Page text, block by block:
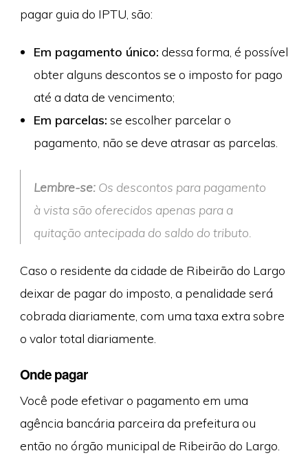
pagar guia do IPTU, são:
Em pagamento único: dessa forma, é possível
obter alguns descontos se o imposto for pago
até a data de vencimento;
Em parcelas: se escolher parcelar o
pagamento, não se deve atrasar as parcelas.
Lembre-se:Os descontos para pagamento
à vista são oferecidos apenas para a
quitação antecipada do saldo do tributo.
Caso o residente da cidade de Ribeirão do Largo
deixar de pagar do imposto, a penalidade será
cobrada diariamente, com uma taxa extra sobre
o valor total diariamente.
Onde pagar
Você pode efetivar o pagamento em uma
agência bancária parceira da prefeitura ou
então no órgão municipal de Ribeirão do Largo.